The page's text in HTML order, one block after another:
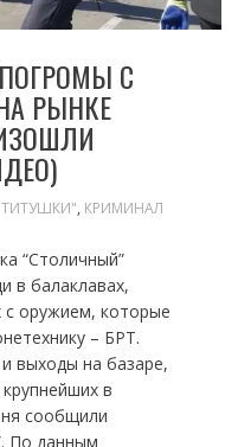
С
РЫНКЕ
, КРИМИНАЛ
“Столичный”
в балаклавах,
оружием, которые
– БРТ.
выходы на базаре,
в
сообщили
По данным